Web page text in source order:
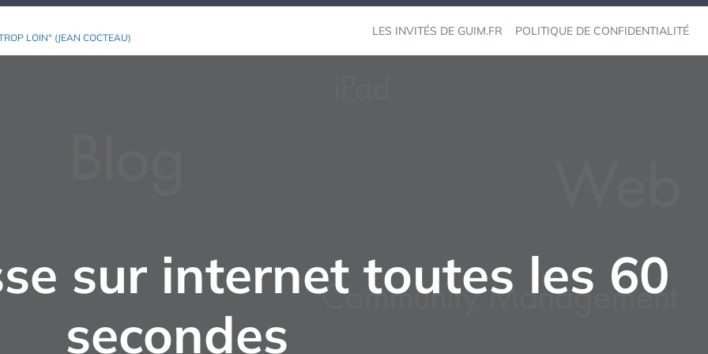
LOIN" (JEAN COCTEAU) LES INVITÉS DE GUIM.FR POLITIQUE DE CONFIDENTIALITÉ
sur internet toutes les 60
secondes